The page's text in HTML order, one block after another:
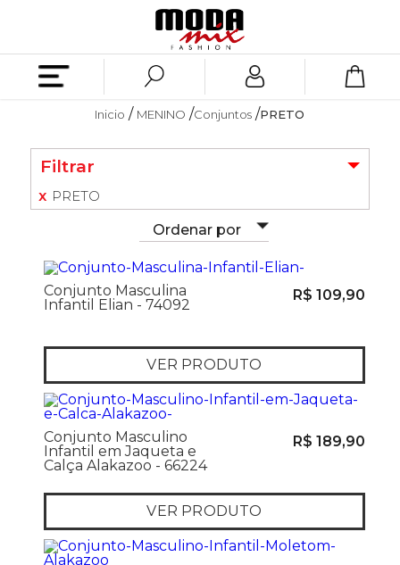
Inicio MENINO Conjuntos PRETO
Filtrar
PRETO
Ordenar por
Conjunto Masculina
Infantil Elian - 74092
R$ 109,90
VER PRODUTO
Conjunto Masculino
Infantil em Jaqueta e
Calça Alakazoo - 66224
R$ 189,90
VER PRODUTO